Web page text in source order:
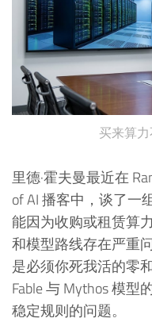
买来算
里德·霍夫曼最近在
of AI 播客中，谈了一
能因为收购或租赁算
和模型路线存在严重
是必须你死我活的零
Fable 与 Mythos 模型
稳定规则的问题。